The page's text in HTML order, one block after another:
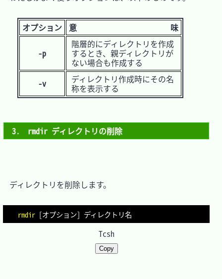
オプション 意 味
-p
階層的にディレクトリを作成
するとき、親ディレクトリが
ない場合も作成する
-v
ディレクトリ作成時にその名
称を表示する
3.　rmdir ディレクトリの削除
ディレクトリを削除します。
rmdir [オプション]
Tcsh
Copy